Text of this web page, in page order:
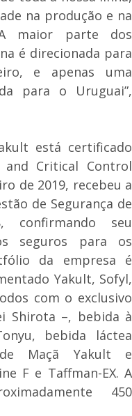
na produção e na
maior parte dos
é direcionada para
e apenas uma
para o Uruguai”,
está certificado
and Critical Control
de 2019, recebeu a
de Segurança de
confirmando seu
seguros para os
da empresa é
Yakult, Sofyl,
com o exclusivo
Shirota –, bebida à
bebida láctea
Maçã Yakult e
F e Taffman-EX. A
450